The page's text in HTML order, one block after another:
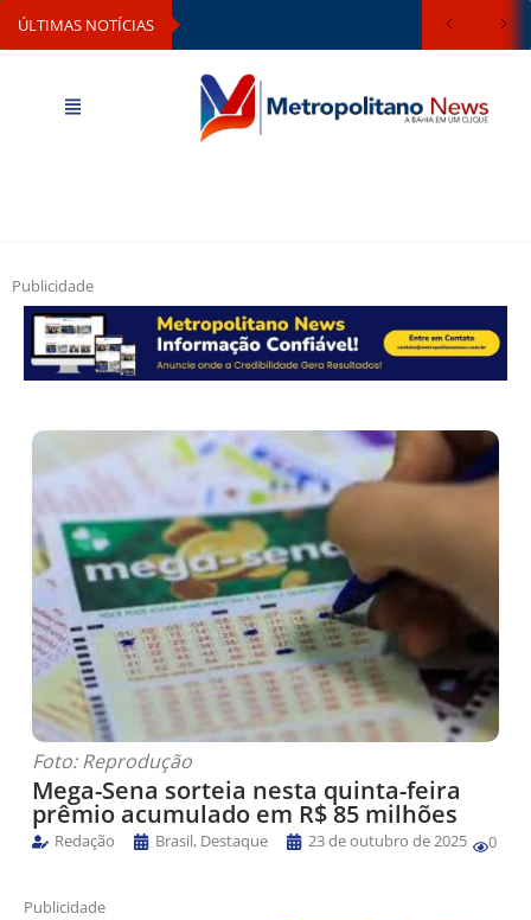
ÚLTIMAS NOTÍCIAS
Publicidade
Foto: Reprodução
Mega-Sena sorteia nesta quinta-feira
prêmio acumulado em R$ 85 milhões
Redação Brasil, Destaque 23 de outubro de 2025 0
Publicidade